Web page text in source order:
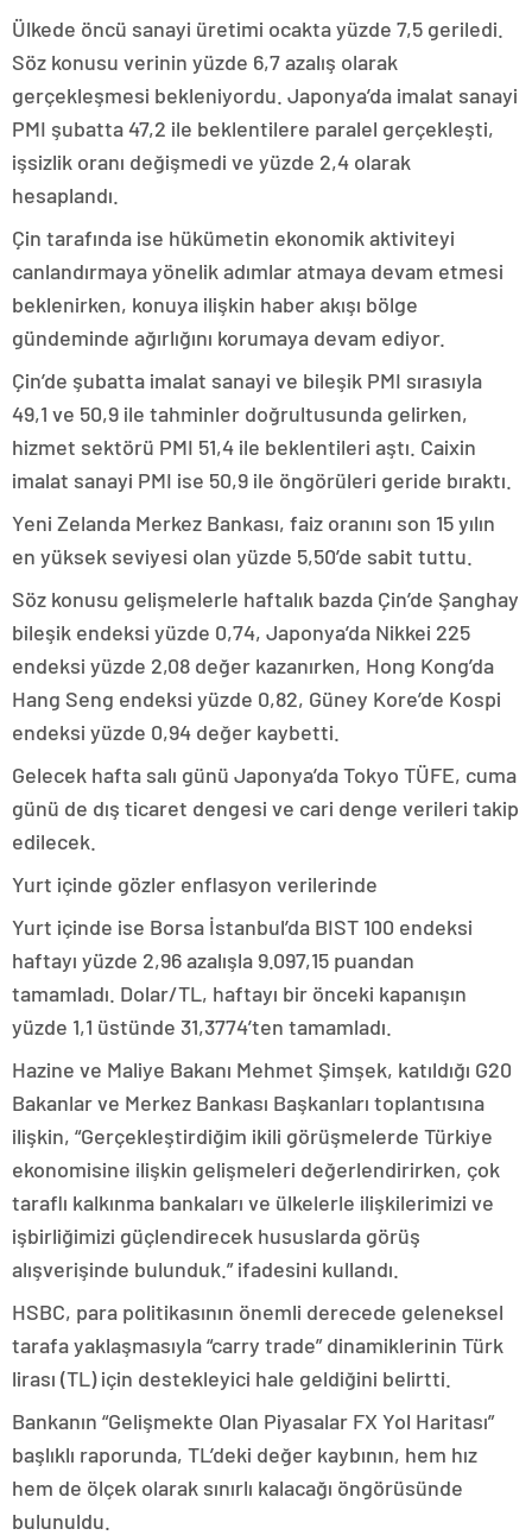
Ülkede öncü sanayi üretimi ocakta yüzde 7,5 geriledi.
Söz konusu verinin yüzde 6,7 azalış olarak
gerçekleşmesi bekleniyordu. Japonya’da imalat sanayi
PMI şubatta 47,2 ile beklentilere paralel gerçekleşti,
işsizlik oranı değişmedi ve yüzde 2,4 olarak
hesaplandı.
Çin tarafında ise hükümetin ekonomik aktiviteyi
canlandırmaya yönelik adımlar atmaya devam etmesi
beklenirken, konuya ilişkin haber akışı bölge
gündeminde ağırlığını korumaya devam ediyor.
Çin’de şubatta imalat sanayi ve bileşik PMI sırasıyla
49,1 ve 50,9 ile tahminler doğrultusunda gelirken,
hizmet sektörü PMI 51,4 ile beklentileri aştı. Caixin
imalat sanayi PMI ise 50,9 ile öngörüleri geride bıraktı.
Yeni Zelanda Merkez Bankası, faiz oranını son 15 yılın
en yüksek seviyesi olan yüzde 5,50’de sabit tuttu.
Söz konusu gelişmelerle haftalık bazda Çin’de Şanghay
bileşik endeksi yüzde 0,74, Japonya’da Nikkei 225
endeksi yüzde 2,08 değer kazanırken, Hong Kong’da
Hang Seng endeksi yüzde 0,82, Güney Kore’de Kospi
endeksi yüzde 0,94 değer kaybetti.
Gelecek hafta salı günü Japonya’da Tokyo TÜFE, cuma
günü de dış ticaret dengesi ve cari denge verileri takip
edilecek.
Yurt içinde gözler enflasyon verilerinde
Yurt içinde ise Borsa İstanbul’da BIST 100 endeksi
haftayı yüzde 2,96 azalışla 9.097,15 puandan
tamamladı. Dolar/TL, haftayı bir önceki kapanışın
yüzde 1,1 üstünde 31,3774’ten tamamladı.
Hazine ve Maliye Bakanı Mehmet Şimşek, katıldığı G20
Bakanlar ve Merkez Bankası Başkanları toplantısına
ilişkin, “Gerçekleştirdiğim ikili görüşmelerde Türkiye
ekonomisine ilişkin gelişmeleri değerlendirirken, çok
taraflı kalkınma bankaları ve ülkelerle ilişkilerimizi ve
işbirliğimizi güçlendirecek hususlarda görüş
alışverişinde bulunduk.” ifadesini kullandı.
HSBC, para politikasının önemli derecede geleneksel
tarafa yaklaşmasıyla “carry trade” dinamiklerinin Türk
lirası (TL) için destekleyici hale geldiğini belirtti.
Bankanın “Gelişmekte Olan Piyasalar FX Yol Haritası”
başlıklı raporunda, TL’deki değer kaybının, hem hız
hem de ölçek olarak sınırlı kalacağı öngörüsünde
bulunuldu.